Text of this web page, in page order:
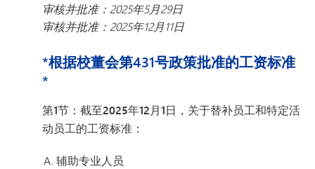
审核并批准：2025年5月29日
审核并批准：2025年12月11日
*根据校董会第431号政策批准的工资标准
*
第1节：截至2025年12月1日，关于替补员工和特定活
动员工的工资标准：
辅助专业人员